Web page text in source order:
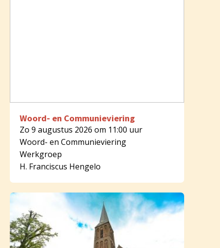
Woord- en Communieviering
Zo 9 augustus 2026 om 11:00 uur
Woord- en Communieviering
Werkgroep
H. Franciscus Hengelo